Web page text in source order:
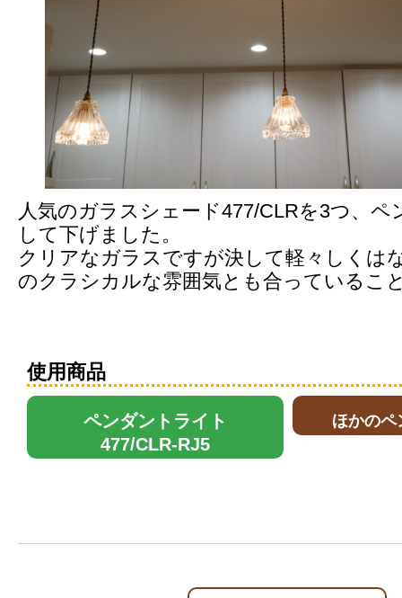
人気のガラスシェード477/CLRを3つ、
して下げました。
クリアなガラスですが決して軽々しくは
のクラシカルな雰囲気とも合っているこ
使用商品
ペンダントライト
477/CLR-RJ5
ほかのペ